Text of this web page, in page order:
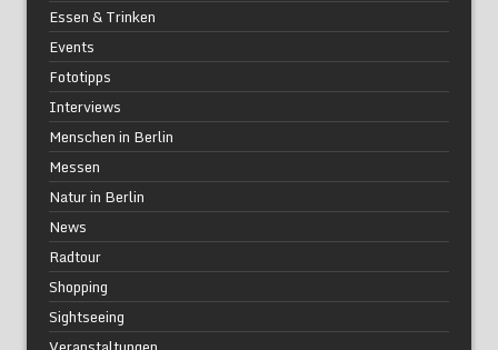
Essen & Trinken
Events
Fototipps
Interviews
Menschen in Berlin
Messen
Natur in Berlin
News
Radtour
Shopping
Sightseeing